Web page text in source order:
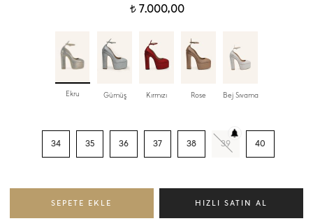
t7.000,00
Ekru Gümüş Kırmızı Rose Bej Sıvama
34 35 36 37 38 39 40